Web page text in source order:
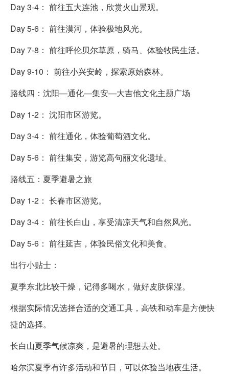
Day 3-4： 前往五大连池，欣赏火山景观。
Day 5-6： 前往漠河，体验极地风光。
Day 7-8： 前往呼伦贝尔草原，骑马、体验牧民生活。
Day 9-10： 前往小兴安岭，探索原始森林。
路线四：沈阳—通化—集安—大吉他文化主题广场
Day 1-2： 沈阳市区游览。
Day 3-4： 前往通化，体验葡萄酒文化。
Day 5-6： 前往集安，游览高句丽文化遗址。
路线五：夏季避暑之旅
Day 1-2： 长春市区游览。
Day 3-4： 前往长白山，享受清凉天气和自然风光。
Day 5-6： 前往延吉，体验民俗文化和美食。
出行小贴士：
夏季东北比较干燥，记得多喝水，做好皮肤保湿。
根据实际情况选择合适的交通工具，高铁和动车是方便快
捷的选择。
长白山夏季气候凉爽，是避暑的理想去处。
哈尔滨夏季有许多活动和节日，可以体验当地夜生活。